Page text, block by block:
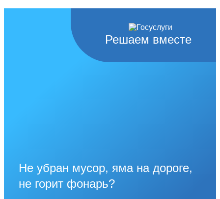
Решаем вместе
Не убран мусор, яма на дороге,
не горит фонарь?